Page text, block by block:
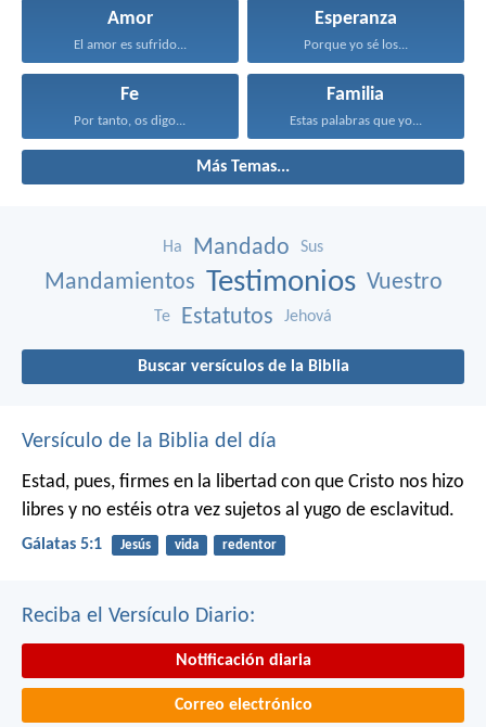
Amor
El amor es sufrido...
Esperanza
Porque yo sé los...
Fe
Por tanto, os digo...
Familia
Estas palabras que yo...
Más Temas...
Ha Mandado Sus
Mandamientos Testimonios Vuestro
Te Estatutos Jehová
Buscar versículos de la Biblia
Versículo de la Biblia del día
Estad, pues, firmes en la libertad con que Cristo nos hizo
libres y no estéis otra vez sujetos al yugo de esclavitud.
Gálatas 5:1 Jesús vida redentor
Reciba el Versículo Diario:
Notificación diaria
Correo electrónico